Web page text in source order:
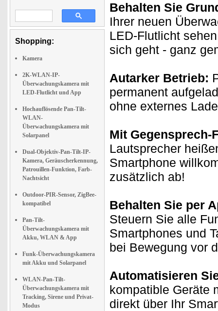
Shopping:
Kamera
2K-WLAN-IP-
Überwachungskamera mit
LED-Flutlicht und App
Hochauflösende Pan-Tilt-
WLAN-
Überwachungskamera mit
Solarpanel
Dual-Objektiv-Pan-Tilt-IP-
Kamera, Geräuscherkennung,
Patrouillen-Funktion, Farb-
Nachtsicht
Outdoor-PIR-Sensor, ZigBee-
kompatibel
Pan-Tilt-
Überwachungskamera mit
Akku, WLAN & App
Funk-Überwachungskamera
mit Akku und Solarpanel
WLAN-Pan-Tilt-
Überwachungskamera mit
Tracking, Sirene und Privat-
Modus
Behalten Sie
Ihrer neuen
LED-Flutlicht
sich geht - ganz
Autarker Betrieb:
permanent
ohne externes
Mit Gegensprech-
Lautsprecher
Smartphone
zusätzlich ab!
Behalten Sie per
Steuern Sie alle
Smartphones und
bei Bewegung vor
Automatisieren
kompatible Geräte
direkt über Ihr